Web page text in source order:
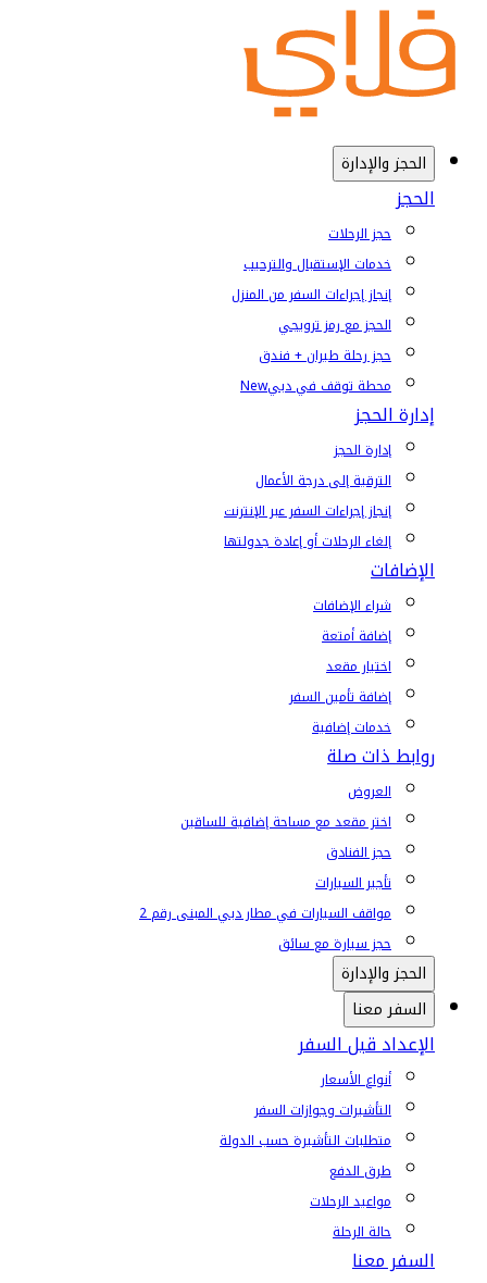
الحجز والإدارة
الحجز
حجز الرحلات
خدمات الإستقبال والترحيب
إنجاز إجراءات السفر من المنزل
الحجز مع رمز ترويجي
حجز رحلة طيران + فندق
محطة توقف في دبيNew
إدارة الحجز
إدارة الحجز
الترقية إلى درجة الأعمال
إنجاز إجراءات السفر عبر الإنترنت
إلغاء الرحلات أو إعادة جدولتها
الإضافات
شراء الإضافات
إضافة أمتعة
اختيار مقعد
إضافة تأمين السفر
خدمات إضافية
روابط ذات صلة
العروض
اختر مقعد مع مساحة إضافية للساقين
حجز الفنادق
تأجير السيارات
مواقف السيارات في مطار دبي المبنى رقم 2
حجز سيارة مع سائق
الحجز والإدارة
السفر معنا
الإعداد قبل السفر
أنواع الأسعار
التأشيرات وجوازات السفر
متطلبات التأشيرة حسب الدولة
طرق الدفع
مواعيد الرحلات
حالة الرحلة
السفر معنا